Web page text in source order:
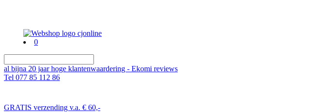
0
al bijna 20 jaar hoge klantenwaardering - Ekomi reviews
Tel 077 85 112 86
GRATIS verzending v.a. € 60,-